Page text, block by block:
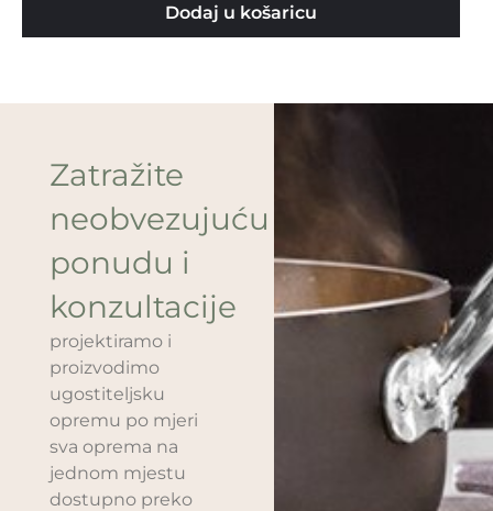
Dodaj u košaricu
Zatražite
neobvezujuću
ponudu i
konzultacije
projektiramo i
proizvodimo
ugostiteljsku
opremu po mjeri
sva oprema na
jednom mjestu
dostupno preko